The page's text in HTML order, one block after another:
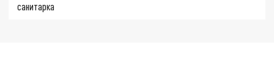
санитарка